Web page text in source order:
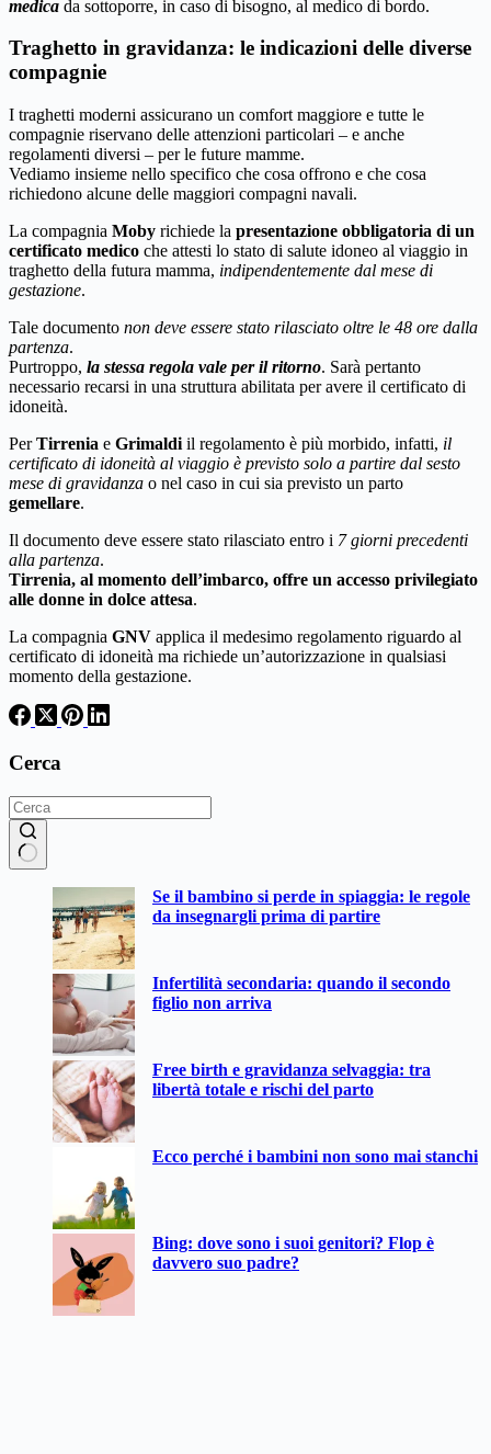
medica da sottoporre, in caso di bisogno, al medico di bordo.
Traghetto in gravidanza: le indicazioni delle diverse
compagnie
I traghetti moderni assicurano un comfort maggiore e tutte le
compagnie riservano delle attenzioni particolari – e anche
regolamenti diversi – per le future mamme.
Vediamo insieme nello specifico che cosa offrono e che cosa
richiedono alcune delle maggiori compagni navali.
La compagnia Moby richiede la presentazione obbligatoria di un
certificato medico che attesti lo stato di salute idoneo al viaggio in
traghetto della futura mamma, indipendentemente dal mese di
gestazione.
Tale documento non deve essere stato rilasciato oltre le 48 ore dalla
partenza.
Purtroppo, la stessa regola vale per il ritorno. Sarà pertanto
necessario recarsi in una struttura abilitata per avere il certificato di
idoneità.
PerTirrenia e Grimaldi il regolamento è più morbido, infatti, il
certificato di idoneità al viaggio è previsto solo a partire dal sesto
mese di gravidanza o nel caso in cui sia previsto un parto
gemellare.
Il documento deve essere stato rilasciato entro i 7 giorni precedenti
alla partenza.
Tirrenia, al momento dell’imbarco, offre un accesso privilegiato
alle donne in dolce attesa.
La compagnia GNV applica il medesimo regolamento riguardo al
certificato di idoneità ma richiede un’autorizzazione in qualsiasi
momento della gestazione.
Cerca
Se il bambino si perde in spiaggia: le regole
da insegnargli prima di partire
Infertilità secondaria: quando il secondo
figlio non arriva
Free birth e gravidanza selvaggia: tra
libertà totale e rischi del parto
Ecco perché i bambini non sono mai stanchi
Bing: dove sono i suoi genitori? Flop è
davvero suo padre?